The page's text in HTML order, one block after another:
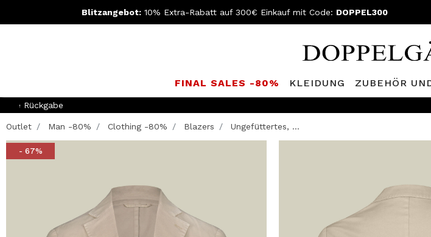
Blitzangebot: 10% Extra-Rabatt auf 300€ Einkauf mit Code: DOPPEL300
FINAL SALES -80% KLEIDUNG ZUBEHÖR
Entdecken
Outlet Man -80% Clothing -80% Blazers Ungefüttertes, ...
- 67%